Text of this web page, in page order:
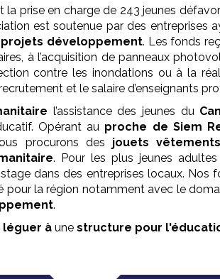
prise en charge de 243 jeunes
est soutenue par des entreprises
développement. Les fonds
à l’acquisition de panneaux
contre les inondations ou à la
et le salaire d’enseignants
l’assistance des jeunes du
Opérant au proche de Siem
procurons des jouets
. Pour les plus jeunes adultes
dans des entreprises locaux. Nos
pour la région notamment avec le
.
léguer à unestructure pour